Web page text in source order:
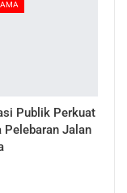
Publik Perkuat
Pelebaran Jalan